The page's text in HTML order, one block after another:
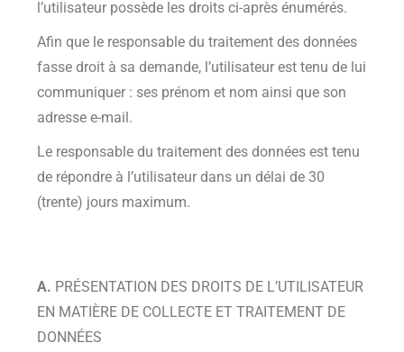
l’utilisateur possède les droits ci-après énumérés.
Afin que le responsable du traitement des données
fasse droit à sa demande, l’utilisateur est tenu de lui
communiquer : ses prénom et nom ainsi que son
adresse e-mail.
Le responsable du traitement des données est tenu
de répondre à l’utilisateur dans un délai de 30
(trente) jours maximum.
A. PRÉSENTATION DES DROITS DE L’UTILISATEUR
EN MATIÈRE DE COLLECTE ET TRAITEMENT DE
DONNÉES